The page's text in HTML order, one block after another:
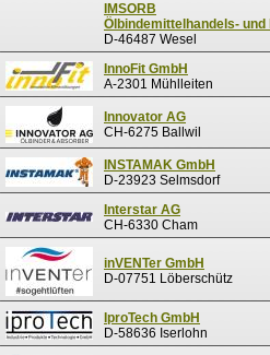
IMSORB
Ölbindemittelhandels- und
D-46487 Wesel
InnoFit GmbH
A-2301 Mühlleiten
Innovator AG
CH-6275 Ballwil
INSTAMAK GmbH
D-23923 Selmsdorf
Interstar AG
CH-6330 Cham
inVENTer GmbH
D-07751 Löberschütz
IproTech GmbH
D-58636 Iserlohn